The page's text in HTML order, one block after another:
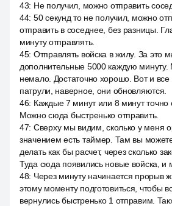
43: Не получил, можно отправить
44: 50 секунд то не получил, можно
отправить в соседнее, без разницы.
минуту отправлять.
45: Отправлять войска в жилу. За это
дополнительные 5000 каждую минуту.
немало. Достаточно хорошо. Вот и
патрули, наверное, они обновляются.
46: Каждые 7 минут или 8 минут точно
Можно сюда быстренько отправить.
47: Сверху мы видим, сколько у меня
значением есть таймер. Там вы
делать как бы расчет, через сколько
Туда сюда появились новые войска, и
48: Через минуту начинается прорыв
этому моменту подготовиться, чтобы
вернулись быстренько 1 отправим.